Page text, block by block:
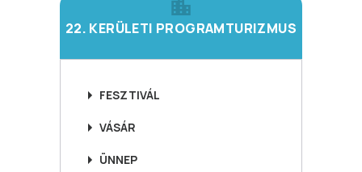
22. KERÜLETI PROGRAMTURIZMUS
FESZTIVÁL
VÁSÁR
ÜNNEP